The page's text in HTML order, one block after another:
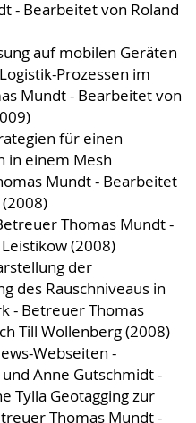
- Bearbeitet von Roland
auf mobilen Geräten
Prozessen im
Mundt - Bearbeitet von
für einen
in einem Mesh
Mundt - Bearbeitet
Thomas Mundt -
(2008)
der
des Rauschniveaus in
- Betreuer Thomas
Till Wollenberg (2008)
Webseiten -
Anne Gutschmidt -
Tylla Geotagging zur
Thomas Mundt -